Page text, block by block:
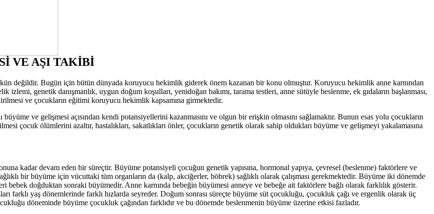
VE AŞI TAKİBİ
değildir. Bugün için bütün dünyada koruyucu hekimlik giderek önem kazanan bir konu olmuştur. Koruyucu hekimlik anne karnından
genetik danışmanlık, uygun doğum koşulları, yenidoğan bakımı, tarama testleri, anne sütüyle beslenme, ek gıdaların başlanması,
ve çocukların eğitimi koruyucu hekimlik kapsamına girmektedir.
büyüme ve gelişmesi açısından kendi potansiyellerini kazanmasını ve olgun bir erişkin olmasını sağlamaktır. Bunun esas yolu çocukların
çocuk ölümlerini azaltır, hastalıkları, sakatlıkları önler, çocukların genetik olarak sahip oldukları büyüme ve gelişmeyi yakalamasına
kadar devam eden bir süreçtir. Büyüme potansiyeli çocuğun genetik yapısına, hormonal yapıya, çevresel (beslenme) faktörlere ve
bir büyüme için vücuttaki tüm organların da (kalp, akciğerler, böbrek) sağlıklı olarak çalışması gerekmektedir. Büyüme iki dönemde
doğduktan sonraki büyümedir. Anne karnında bebeğin büyümesi anneye ve bebeğe ait faktörlere bağlı olarak farklılık gösterir.
farklı yaş dönemlerinde farklı hızlarda seyreder. Doğum sonrası süreçte büyüme süt çocukluğu, çocukluk çağı ve ergenlik olarak üç
döneminde büyüme çocukluk çağından farklıdır ve bu dönemde beslenmenin büyüme üzerine etkisi fazladır.